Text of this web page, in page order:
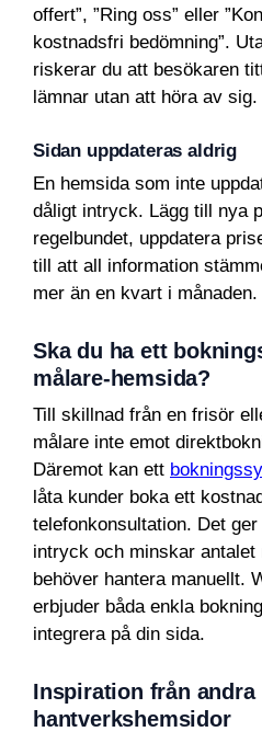
offert”, ”Ring oss” eller
kostnadsfri bedömning”.
riskerar du att besökaren
lämnar utan att höra av sig.
Sidan uppdateras aldrig
En hemsida som inte
dåligt intryck. Lägg till nya
regelbundet, uppdatera
till att all information
mer än en kvart i månaden.
Ska du ha ett
målare-hemsida?
Till skillnad från en frisör
målare inte emot
Däremot kan ett
låta kunder boka ett
telefonkonsultation. Det
intryck och minskar antalet
behöver hantera manuellt.
erbjuder båda enkla
integrera på din sida.
Inspiration från andra
hantverkshemsidor